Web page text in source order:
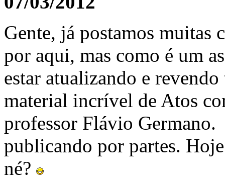
Gente, já postamos muitas
por aqui, mas como é um
estar atualizando e
material incrível de Atos
professor Flávio
publicando por partes.
né?